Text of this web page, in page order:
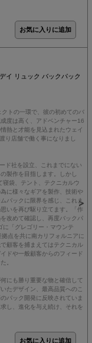
イ リュック バックパック
トの一環で、彼の初めてのバ
度は高く、アドベンチャー16
熱と才能を見込まれたウェイ
り店舗で働く事になりまし
ド社を設立、これまでにない
製作を目指します。しかし
袋、テント、テクニカルウ
に様々なギアを製作、技術や
パックに限界を感じ、これま
いを再び駆り立てます。「作
改めて確認し、再度バックパ
に「グレゴリー・マウンテ
点を共に南カリフォルニアに
顧客を捕まえてはテクニカル
ドや一般顧客からのフィード
。
にも勝り重要な物と確信して
たデザイン、最高品質へのこ
パック開発に反映されていま
し、進化を与え続け、それを